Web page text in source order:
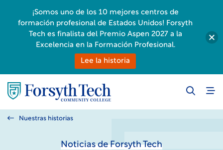
Nuestras historias
Noticias de Forsyth Tech
¡Somos uno de los 10 mejores centros de
formación profesional de Estados Unidos! Forsyth
Tech es finalista del Premio Aspen 2027 a la
Excelencia en la Formación Profesional.
Lee la historia